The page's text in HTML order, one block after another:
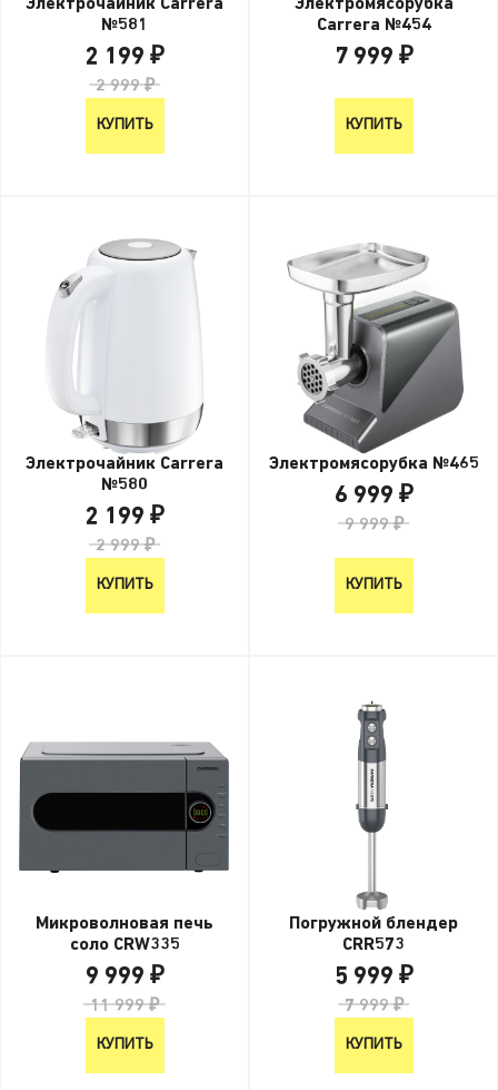
Электрочайник Carrera
№581
2 199 ₽
2 999 ₽
КУПИТЬ
Электромясорубка
Carrera №454
7 999 ₽
КУПИТЬ
Электрочайник Carrera
№580
2 199 ₽
2 999 ₽
КУПИТЬ
Электромясорубка №465
6 999 ₽
9 999 ₽
КУПИТЬ
Микроволновая печь
соло CRW335
9 999 ₽
11 999 ₽
КУПИТЬ
Погружной блендер
CRR573
5 999 ₽
7 999 ₽
КУПИТЬ